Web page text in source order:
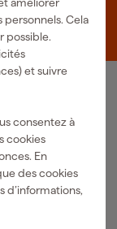
personnels. Cela
possible.
et suivre
consentez à
cookies
En
des cookies
d’informations,